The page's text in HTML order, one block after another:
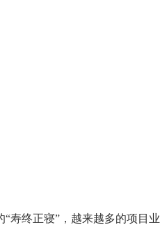
寿终正寝”，越来越多的项目业